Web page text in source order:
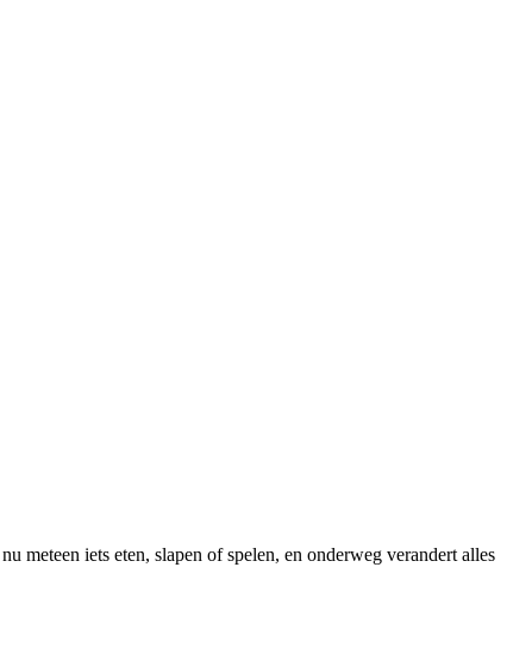
iets eten, slapen of spelen, en onderweg verandert alles